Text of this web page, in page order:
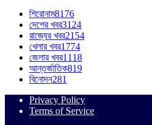
শিরোনাম8176
দেশের খবর3124
রাজ্যের খবর2154
খেলার খবর1774
জেলার খবর1118
আন্তর্জাতিক819
বিনোদন281
Privacy Policy
Terms of Service